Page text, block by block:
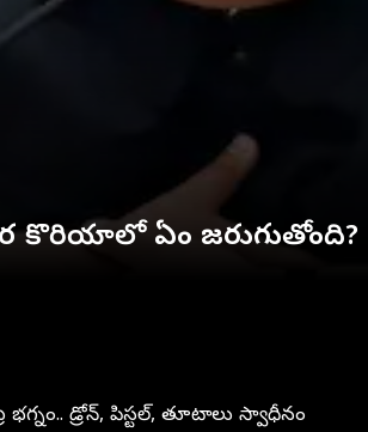
కొరియాలో ఏం జరుగుతోంది?
భగ్నం.. డ్రోన్‌, పిస్టల్‌, తూటాలు స్వాధీనం